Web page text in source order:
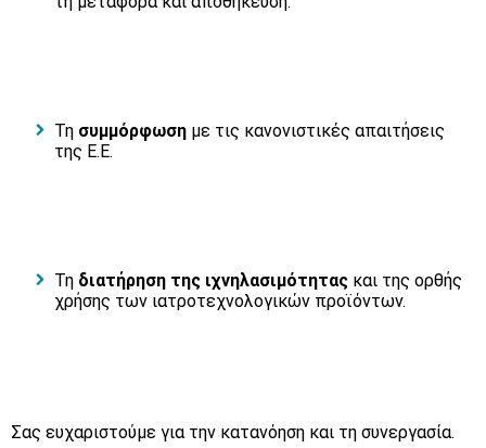
Τη συμμόρφωση με τις κανονιστικές απαιτήσεις
της Ε.Ε.
Τη διατήρηση της ιχνηλασιμότητας και της ορθής
χρήσης των ιατροτεχνολογικών προϊόντων.
Σας ευχαριστούμε για την κατανόηση και τη συνεργασία.